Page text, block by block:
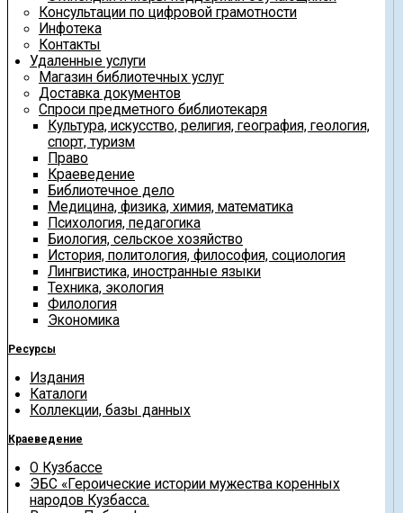
Консультации по цифровой грамотности
Инфотека
Контакты
Удаленные услуги
Магазин библиотечных услуг
Доставка документов
Спроси предметного библиотекаря
Культура, искусство, религия, география, геология,
спорт, туризм
Право
Краеведение
Библиотечное дело
Медицина, физика, химия, математика
Психология, педагогика
Биология, сельское хозяйство
История, политология, философия, социология
Лингвистика, иностранные языки
Техника, экология
Филология
Экономика
Ресурсы
Издания
Каталоги
Коллекции, базы данных
Краеведение
О Кузбассе
ЭБС «Героические истории мужества коренных
народов Кузбасса.